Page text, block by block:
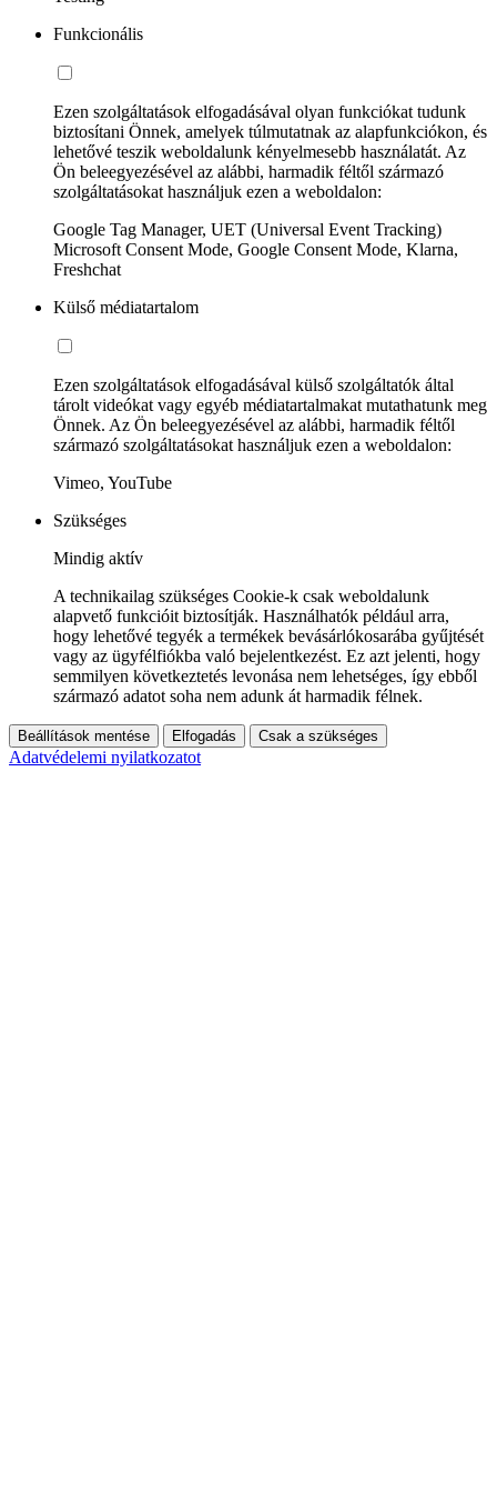
Funkcionális
Ezen szolgáltatások elfogadásával olyan funkciókat tudunk
biztosítani Önnek, amelyek túlmutatnak az alapfunkciókon, és
lehetővé teszik weboldalunk kényelmesebb használatát. Az
Ön beleegyezésével az alábbi, harmadik féltől származó
szolgáltatásokat használjuk ezen a weboldalon:
Google Tag Manager, UET (Universal Event Tracking)
Microsoft Consent Mode, Google Consent Mode, Klarna,
Freshchat
Külső médiatartalom
Ezen szolgáltatások elfogadásával külső szolgáltatók által
tárolt videókat vagy egyéb médiatartalmakat mutathatunk meg
Önnek. Az Ön beleegyezésével az alábbi, harmadik féltől
származó szolgáltatásokat használjuk ezen a weboldalon:
Vimeo, YouTube
Szükséges
Mindig aktív
A technikailag szükséges Cookie-k csak weboldalunk
alapvető funkcióit biztosítják. Használhatók például arra,
hogy lehetővé tegyék a termékek bevásárlókosarába gyűjtését
vagy az ügyfélfiókba való bejelentkezést. Ez azt jelenti, hogy
semmilyen következtetés levonása nem lehetséges, így ebből
származó adatot soha nem adunk át harmadik félnek.
Beállítások mentése Elfogadás Csak a szükséges
Adatvédelemi nyilatkozatot